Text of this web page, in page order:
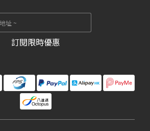
訂閱限時優惠